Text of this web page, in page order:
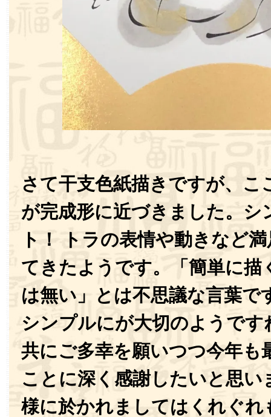
さて干支色紙描きですが、こ
が完成形に近づきました。シ
ト！ トラの表情や動きなど
てきたようです。「簡単に描
は無い」とは不思議な言葉で
シンプルにが大切のようです
共にご多幸を願いつつ今年も
ことに深く感謝したいと思い
様に於かれましてはくれぐれ